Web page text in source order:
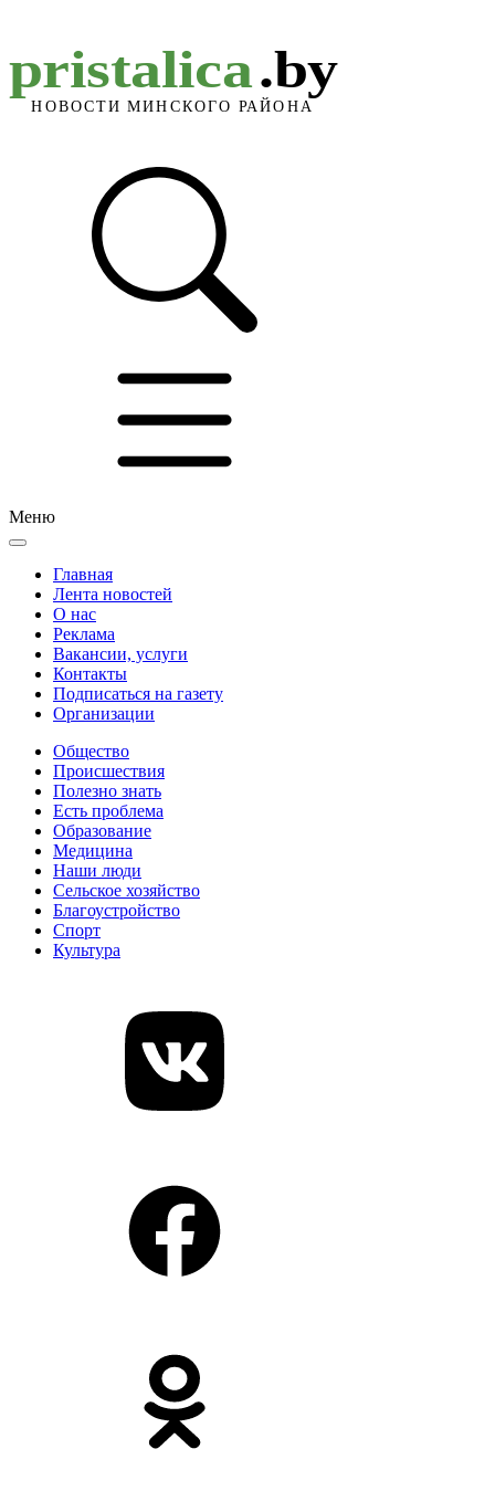
Меню
Главная
Лента новостей
О нас
Реклама
Вакансии, услуги
Контакты
Подписаться на газету
Организации
Общество
Происшествия
Полезно знать
Есть проблема
Образование
Медицина
Наши люди
Сельское хозяйство
Благоустройство
Спорт
Культура